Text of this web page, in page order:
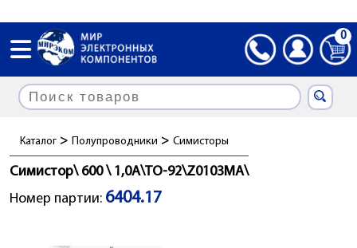
0
Каталог > Полупроводники > Симисторы
Симистор\ 600 \ 1,0А\TO-92\Z0103MA\
Номер партии: 6404.17